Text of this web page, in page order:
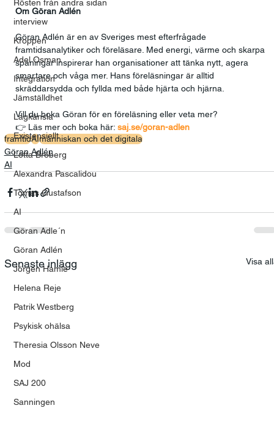
Rösten från andra sidan
interview
Kroppen
Adel Osman
Integration
Jämställdhet
Lagkänsla
Existensiellt
Lotta Broberg
Alexandra Pascalidou
Tomas Gustafson
AI
Göran Adle´n
Göran Adlén
Jörgen Hamle
Helena Reje
Patrik Westberg
Psykisk ohälsa
Theresia Olsson Neve
Mod
SAJ 200
Sanningen
Om Göran Adlén
Göran Adlén är en av Sveriges mest efterfrågade
framtidsanalytiker och föreläsare. Med energi, värme och skarpa
spaningar inspirerar han organisationer att tänka nytt, agera
smartare och våga mer. Hans föreläsningar är alltid
skräddarsydda och fyllda med både hjärta och hjärna.
Vill du boka Göran för en föreläsning eller veta mer?
👉 Läs mer och boka här: saj.se/goran-adlen
framtidAImänniskan och det digitala
Göran Adlén
AI
Senaste inlägg Visa